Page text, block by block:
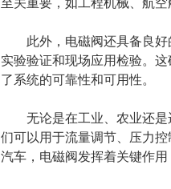
至关重要，如工程机械、航
此外，电磁阀还具备良好
实验验证和现场应用检验。
了系统的可靠性和可用性。
无论是在工业、农业还是
们可以用于流量调节、压力
汽车，电磁阀发挥着关键作